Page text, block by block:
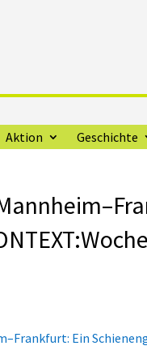
Aktion Geschichte
Ein